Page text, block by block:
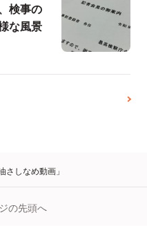
検事の
な風景
さしなめ動画」
の先頭へ